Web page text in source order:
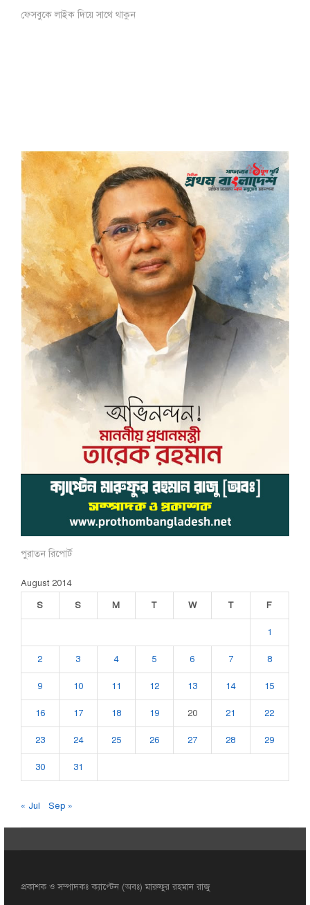
ফেসবুকে লাইক দিয়ে সাথে থাকুন
পুরাতন রিপোর্ট
August 2014
S
S M T W T F
1
2 3 4 5 6 7 8
9 10 11 12 13 14 15
16 17 18 19 20 21 22
23 24 25 26 27 28 29
30 31
« Jul Sep »
প্রকাশক ও সম্পাদকঃ ক্যাপ্টেন (অবঃ) মারুফুর রহমান রাজু